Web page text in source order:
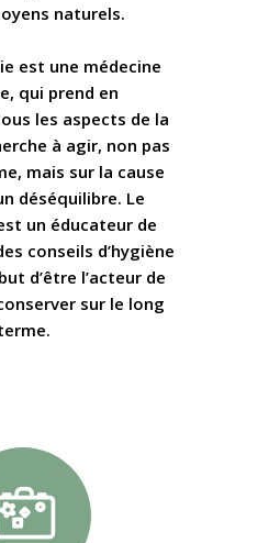
naturels.
est une médecine
qui prend en
les aspects de la
à agir, non pas
mais sur la cause
déséquilibre. Le
un éducateur de
conseils d’hygiène
d’être l’acteur de
sur le long